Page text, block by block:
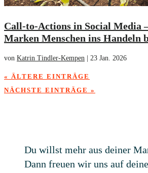
Call-to-Actions in Social Media
Marken Menschen ins Handeln
von Katrin Tindler-Kempen 23 Jan. 2026
« ÄLTERE EINTRÄGE
NÄCHSTE EINTRÄGE »
Du willst mehr aus deiner
Dann freuen wir uns auf deine